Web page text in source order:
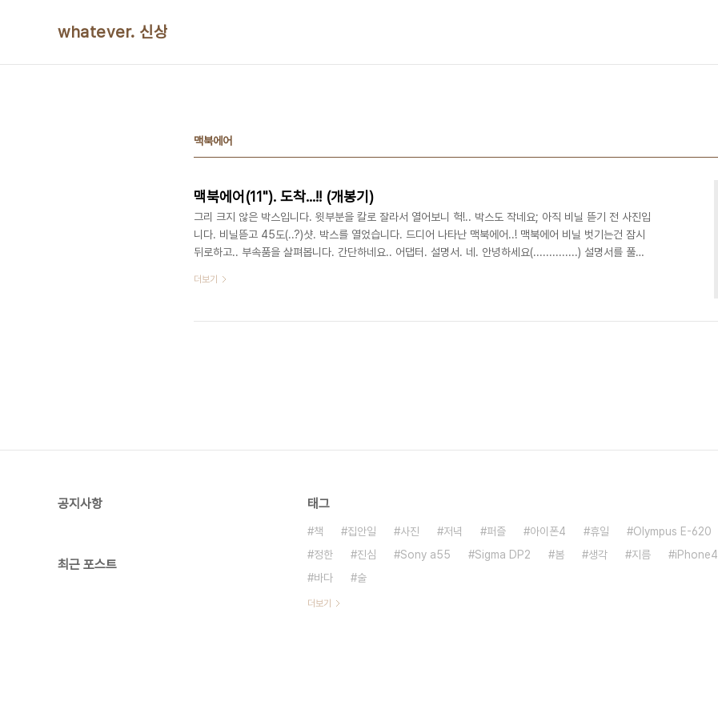
whatever. 신상
맥북에어
맥북에어(11"). 도착...!! (개봉기)
그리 크지 않은 박스입니다. 윗부분을 칼로 잘라서 열어보니 헉!.. 박스도 작네요; 아직 비닐 뜯기 전 사진입
니다. 비닐뜯고 45도(..?)샷. 박스를 열었습니다. 드디어 나타난 맥북에어..! 맥북에어 비닐 벗기는건 잠시
뒤로하고.. 부속품을 살펴봅니다. 간단하네요.. 어댑터. 설명서. 네. 안녕하세요(..............) 설명서를 풀어
뭐라 써있는 스티커 부분이 상당히 약하더군요 안찢고 비닐 벗기기는 힘들거 같습니다 어쟀든. 드디어 본체
있네요 가장 얇은 부분. 아... 뭐라 할말이 없네요..
더보기
공지사항
최근 포스트
태그
책 집안일 사진 저녁 퍼즐 아이폰4 휴일 Olympus E-620
정한
진심 Sony a55 Sigma DP2 봄 생각 지름 iPhone4
바다
술
더보기